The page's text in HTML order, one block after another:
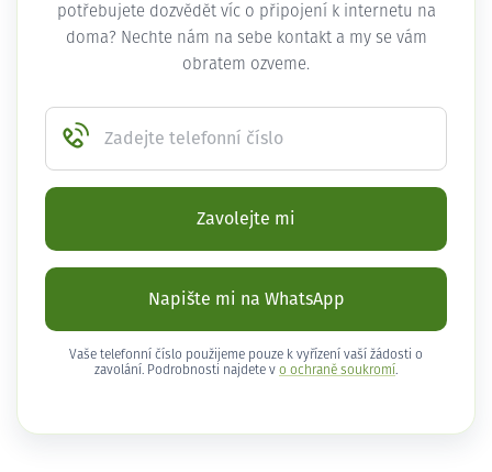
potřebujete dozvědět víc o připojení k internetu na
doma? Nechte nám na sebe kontakt a my se vám
obratem ozveme.
Zadejte telefonní číslo
Zavolejte mi
Napište mi na WhatsApp
Vaše telefonní číslo použijeme pouze k vyřízení vaší žádosti o
zavolání. Podrobnosti najdete v o ochraně soukromí .